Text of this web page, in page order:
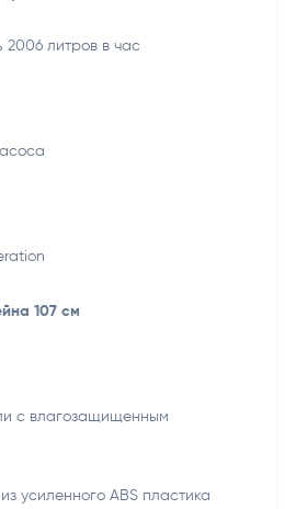
2006 литров в час
107 см
с влагозащищенным
усиленного ABS пластика